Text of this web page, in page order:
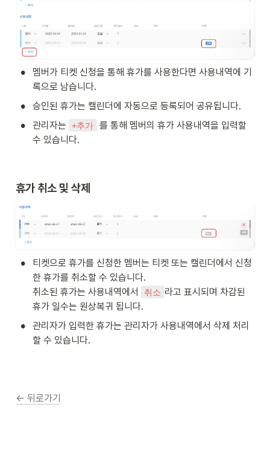
•
멤버가 티켓 신청을 통해 휴가를 사용한다면 사용내역에 기
록으로 남습니다.
• 승인된 휴가는 캘린더에 자동으로 등록되어 공유됩니다.
• 관리자는 +추가
를 통해 멤버의 휴가 사용내역을 입력할
수 있습니다.
휴가 취소 및 삭제
•
티켓으로 휴가를 신청한 멤버는 티켓 또는 캘린더에서 신청
한 휴가를 취소할 수 있습니다.
취소된 휴가는 사용내역에서
취소 라고 표시되며 차감된
휴가 일수는 원상복귀 됩니다.
•
관리자가 입력한 휴가는 관리자가 사용내역에서 삭제 처리
할 수 있습니다.
← 뒤로가기